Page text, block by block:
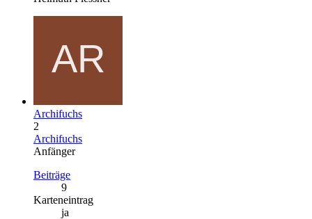
Archifuchs
2
Archifuchs
Anfänger
Beiträge
9
Karteneintrag
ja